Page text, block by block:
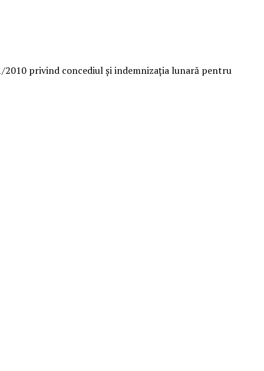
2010 privind concediul și indemnizația lunară pentru